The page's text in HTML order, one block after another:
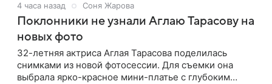
4 часа назад Соня Жарова
Поклонники не узнали Аглаю Тарасову на
новых фото
32-летняя актриса Аглая Тарасова поделилась
снимками из новой фотосессии. Для съемки она
выбрала ярко-красное мини-платье с глубоким